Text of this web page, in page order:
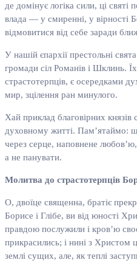
де домінує логіка сили, ці
влада — у смиренні, у вірності
відмовитися від себе заради
У нашій єпархії престольні
громади сіл Романів і Шклинь.
страстотерпців, є осередками
мир, зцілення ран минулого.
Хай приклад благовірних
духовному житті. Пам’ятаймо:
через серце, наповнене
а не панувати.
Молитва до страстотерпців
О, двоїце священна, братіє
Борисе і Глібе, ви від юності
правдою послужили і кров’ю
прикрасились; і нині з Христом
землі сущих, але, як теплі